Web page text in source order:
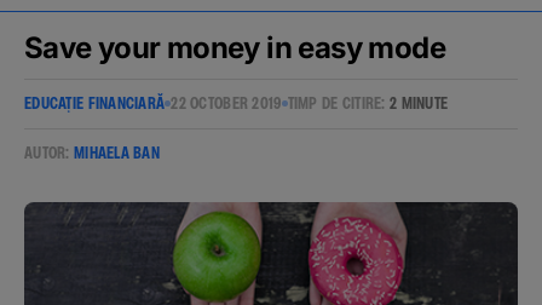
Educație financiară
BT Pay
Save your money in easy mode
EDUCAȚIE FINANCIARĂ 22 OCTOBER 2019 TIMP DE CITIRE:2 MINUTE
AUTOR: MIHAELA BAN